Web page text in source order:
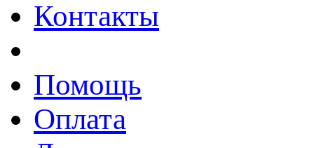
Контакты
Помощь
Оплата